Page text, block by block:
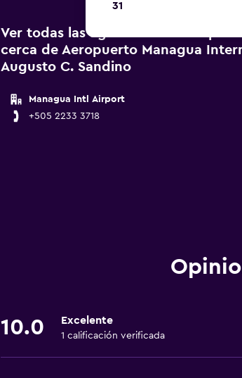
Ver todas las agencias de Enterprise
cerca de Aeropuerto Managua
Augusto C. Sandino
Managua Intl Airport
+505 2233 3718
10.0 Excelente
1 calificación verificada
31